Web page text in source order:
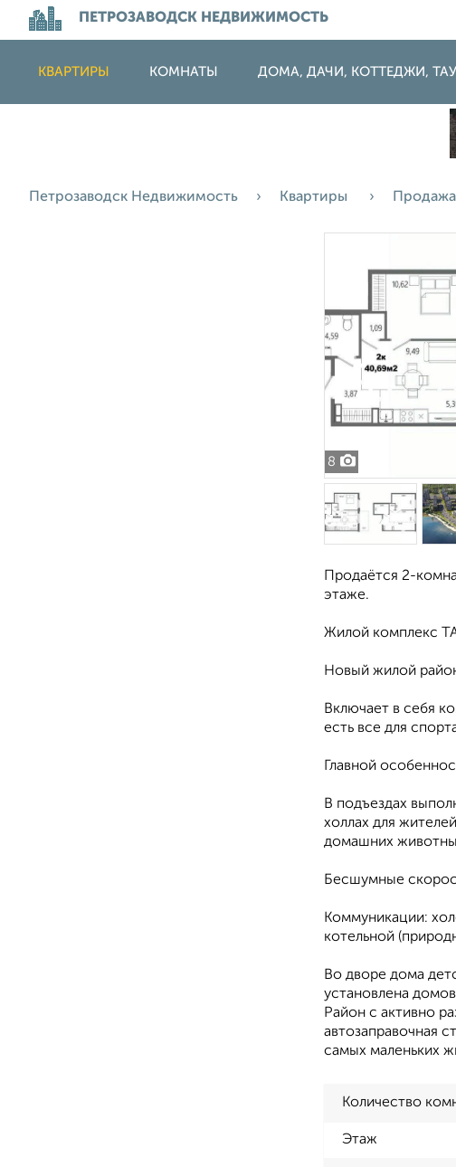
ПЕТРОЗАВОДСК НЕДВИЖИМОСТЬ
КВАРТИРЫ КОМНАТЫ ДОМА, ДАЧИ, КОТТЕДЖИ,
Петрозаводск Недвижимость Квартиры Продажа
8
Продаётся 2-
этаже.
Жилой кoмплeкс
Hoвый жилoй
Включaeт в себя
есть все для
Главной
В подъездах
холлах для
домашних
Бесшумные
Коммуникации:
котельной
Во дворе дома
установлена
Район с активно
автозаправочная
самых маленьких
Количество
Этаж